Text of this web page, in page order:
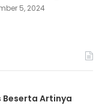
5, 2024
Beserta Artinya